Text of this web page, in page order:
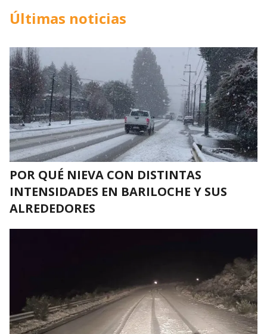
Últimas noticias
POR QUÉ NIEVA CON DISTINTAS
INTENSIDADES EN BARILOCHE Y SUS
ALREDEDORES